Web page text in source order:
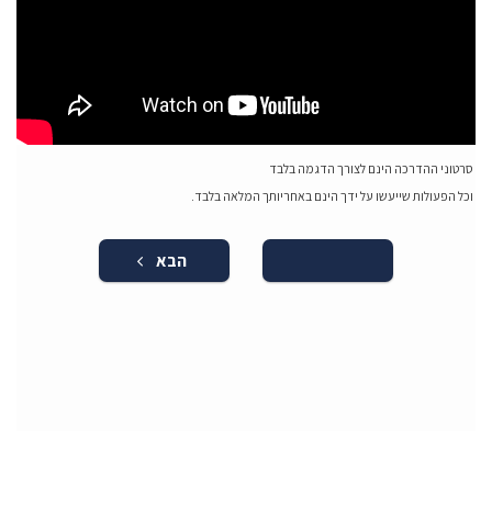
סרטוני ההדרכה הינם לצורך הדגמה בלבד
וכל הפעולות שייעשו על ידך הינם באחריותך המלאה בלבד.
הבא